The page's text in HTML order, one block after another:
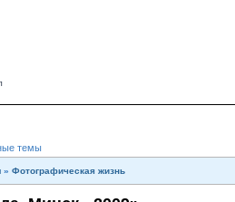
темы
» Фотографическая жизнь